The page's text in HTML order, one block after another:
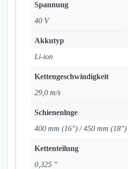
Spannung
40 V
Akkutyp
Li-ion
Kettengeschwindigkeit
29,0 m/s
Schienenlnge
400 mm (16") / 450 mm
Kettenteilung
0,325 "